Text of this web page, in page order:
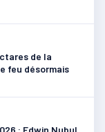
de la
feu désormais
: Edwin Nubul